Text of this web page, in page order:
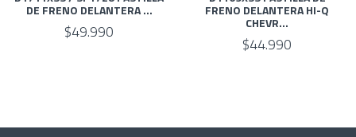
DE FRENO DELANTERA ...
$49.990
FRENO DELANTERA HI-Q
CHEVR...
$44.990